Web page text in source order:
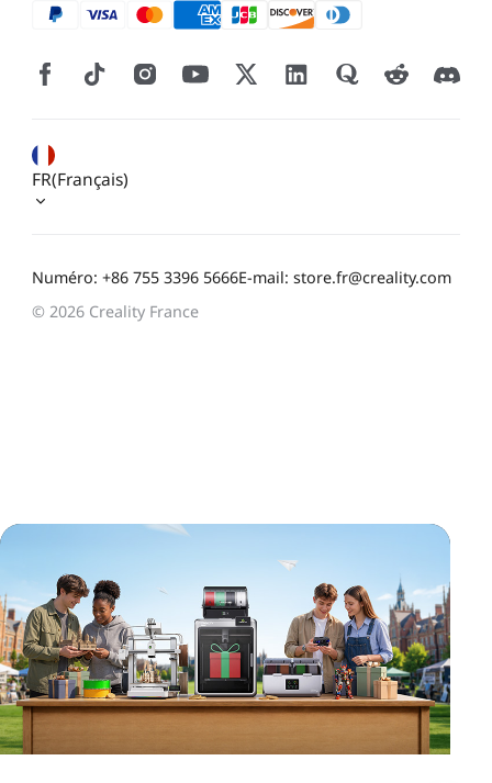
CALIFIQUE VOTRE NIVEAU DE SATISFACTION
AVEC CETTE PAGE:
INSATISFAIT
SATISFAIT
1
2 3 6 7 8 9 10
*RAISON DE VOTRE SATISFACTION
Numéro: +86 755 3396 5666E-mail: store.fr@creality.com
FR(Français)
© 2026 Creality France